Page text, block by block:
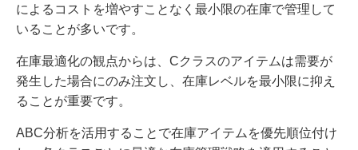
によるコストを増やすことなく最小限の在庫で管理して
いることが多いです。
在庫最適化の観点からは、Cクラスのアイテムは需要が
発生した場合にのみ注文し、在庫レベルを最小限に抑え
ることが重要です。
ABC分析を活用することで在庫アイテムを優先順位付け